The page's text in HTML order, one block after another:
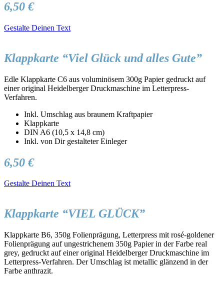
6,50 €
Gestalte Deinen Text
Klappkarte “Viel Glück und alles Gute”
Edle Klappkarte C6 aus voluminösem 300g Papier gedruckt auf
einer original Heidelberger Druckmaschine im Letterpress-
Verfahren.
Inkl. Umschlag aus braunem Kraftpapier
Klappkarte
DIN A6 (10,5 x 14,8 cm)
Inkl. von Dir gestalteter Einleger
6,50 €
Gestalte Deinen Text
Klappkarte “VIEL GLÜCK”
Klappkarte B6, 350g Folienprägung, Letterpress mit rosé-goldener
Folienprägung auf ungestrichenem 350g Papier in der Farbe real
grey, gedruckt auf einer original Heidelberger Druckmaschine im
Letterpress-Verfahren. Der Umschlag ist metallic glänzend in der
Farbe anthrazit.